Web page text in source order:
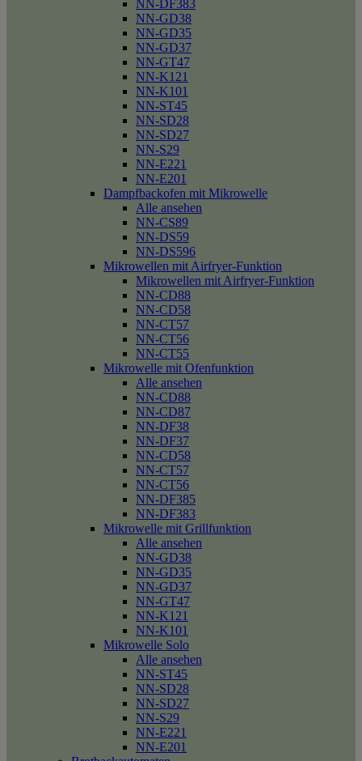
NN-DF383
NN-GD38
NN-GD35
NN-GD37
NN-GT47
NN-K121
NN-K101
NN-ST45
NN-SD28
NN-SD27
NN-S29
NN-E221
NN-E201
Dampfbackofen mit Mikrowelle
Alle ansehen
NN-CS89
NN-DS59
NN-DS596
Mikrowellen mit Airfryer-Funktion
Mikrowellen mit Airfryer-Funktion
NN-CD88
NN-CD58
NN-CT57
NN-CT56
NN-CT55
Mikrowelle mit Ofenfunktion
Alle ansehen
NN-CD88
NN-CD87
NN-DF38
NN-DF37
NN-CD58
NN-CT57
NN-CT56
NN-DF385
NN-DF383
Mikrowelle mit Grillfunktion
Alle ansehen
NN-GD38
NN-GD35
NN-GD37
NN-GT47
NN-K121
NN-K101
Mikrowelle Solo
Alle ansehen
NN-ST45
NN-SD28
NN-SD27
NN-S29
NN-E221
NN-E201